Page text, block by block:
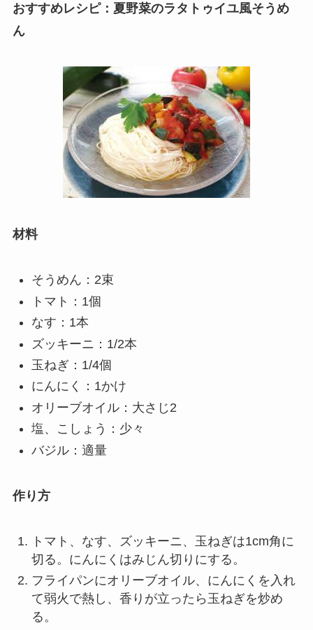
おすすめレシピ：夏野菜のラタトゥイユ風そうめ
ん
材料
そうめん：2束
トマト：1個
なす：1本
ズッキーニ：1/2本
玉ねぎ：1/4個
にんにく：1かけ
オリーブオイル：大さじ2
塩、こしょう：少々
バジル：適量
作り方
トマト、なす、ズッキーニ、玉ねぎは1cm角に
切る。にんにくはみじん切りにする。
フライパンにオリーブオイル、にんにくを入れ
て弱火で熱し、香りが立ったら玉ねぎを炒め
る。